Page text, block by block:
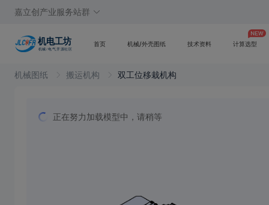
嘉立创产业服务站群
首页 机械/外壳图纸 技术资料 计算选型
机械图纸 搬运机构 双工位移栽机构
正在努力加载模型中，请稍等